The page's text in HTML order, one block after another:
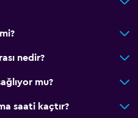
nedir?
mu?
saati kaçtır?